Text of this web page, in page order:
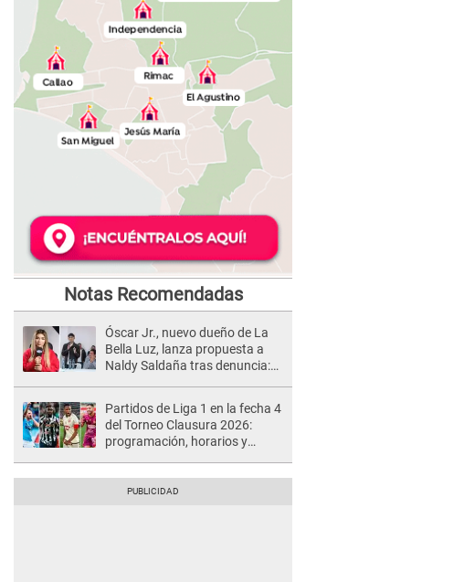
Notas Recomendadas
Óscar Jr., nuevo dueño de La
Bella Luz, lanza propuesta a
Naldy Saldaña tras denuncia:
Partidos de Liga 1 en la fecha 4
del Torneo Clausura 2026:
programación, horarios y